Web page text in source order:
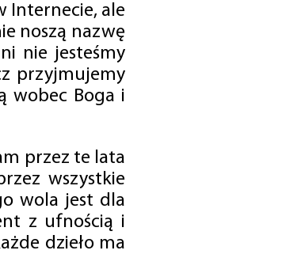
Internecie, ale
noszą nazwę
nie jesteśmy
przyjmujemy
wobec Boga i
przez te lata
wszystkie
wola jest dla
z ufnością i
dzieło ma